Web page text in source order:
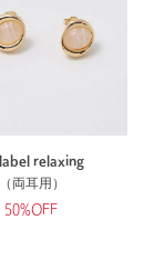
relaxing
両耳用）
50%OFF